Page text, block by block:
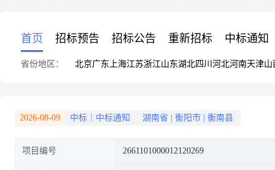
首页 招标预告 招标公告 重新招标 中标通知
省份地区： 北京广东 上海江苏浙江山东湖北四川 河北河南天津山
2026-08-09 中标｜中标通知 湖南省 衡阳市 衡南县
项目编号 2661101000012120269